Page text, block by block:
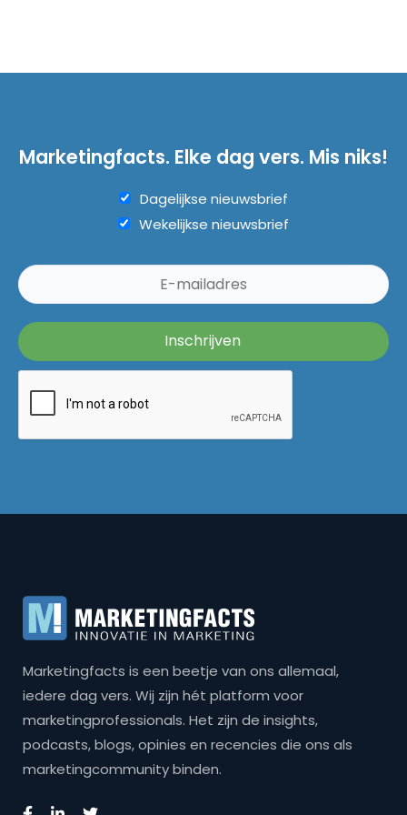
Marketingfacts. Elke dag vers. Mis niks!
Dagelijkse nieuwsbrief
Wekelijkse nieuwsbrief
Marketingfacts is een beetje van ons allemaal,
iedere dag vers. Wij zijn hét platform voor
marketingprofessionals. Het zijn de insights,
podcasts, blogs, opinies en recencies die ons als
marketingcommunity binden.